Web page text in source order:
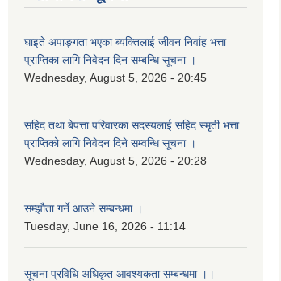
घाइते अपाङ्गता भएका ब्यक्तिलाई जीवन निर्वाह भत्ता
प्राप्तिका लागि निवेदन दिन सम्बन्धि सूचना ।
Wednesday, August 5, 2026 - 20:45
सहिद तथा बेपत्ता परिवारका सदस्यलाई सहिद स्मृती भत्ता
प्राप्तिको लागि निवेदन दिने सम्वन्धि सूचना ।
Wednesday, August 5, 2026 - 20:28
सम्झौता गर्ने आउने सम्बन्धमा ।
Tuesday, June 16, 2026 - 11:14
सूचना प्रविधि अधिकृत आवश्यकता सम्बन्धमा ।।